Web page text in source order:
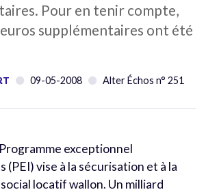
Pour en tenir compte,
supplémentaires ont été
09-05-2008 Alter Échos n° 251
exceptionnel
(PEI) vise à la sécurisation et à la
locatif wallon. Un milliard